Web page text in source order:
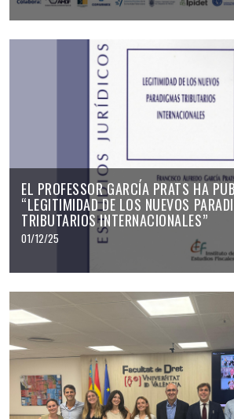
EL PROFESSOR GARCÍA PRATS HA
“LEGITIMIDAD DE LOS NUEVOS
TRIBUTARIOS INTERNACIONALES”
01/12/25